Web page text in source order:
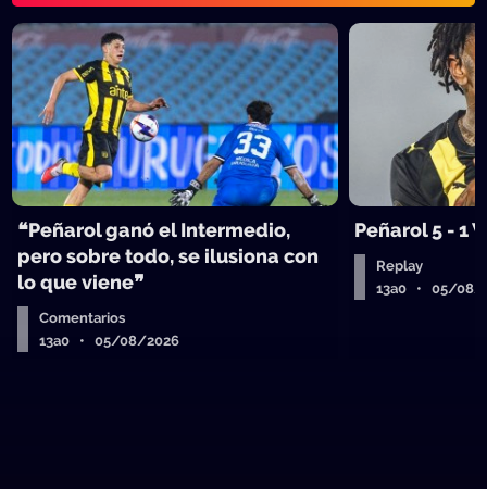
❝Peñarol ganó el Intermedio,
pero sobre todo, se ilusiona con
lo que viene❞
Comentarios
13a0 • 05/08/2026
Peñarol 5 - 1
Replay
13a0 • 05/08/